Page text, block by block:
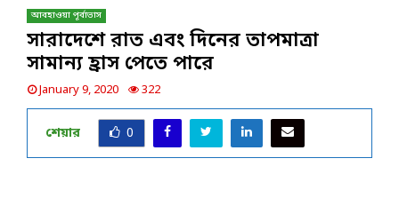
আবহাওয়া পূর্বাভাস
সারাদেশে রাত এবং দিনের তাপমাত্রা
সামান্য হ্রাস পেতে পারে
January 9, 2020 322
শেয়ার 0